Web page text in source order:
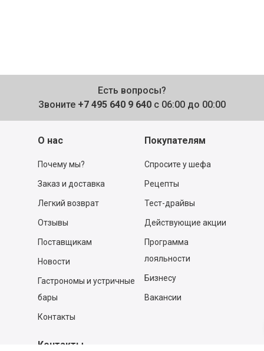
Есть вопросы?
Звоните +7 495 640 9 640 с 06:00 до 00:00
О нас
Почему мы?
Заказ и доставка
Легкий возврат
Отзывы
Поставщикам
Новости
Гастрономы и устричные
бары
Контакты
Покупателям
Спросите у шефа
Рецепты
Тест-драйвы
Действующие акции
Программа
лояльности
Бизнесу
Вакансии
Контакты